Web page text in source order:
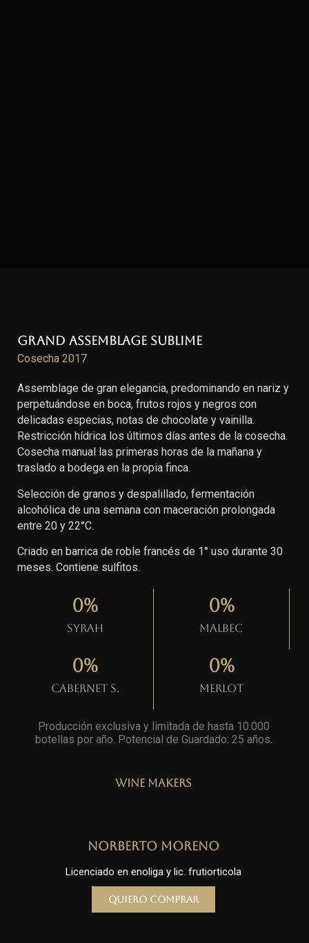
Grand Assemblage Sublime
Cosecha 2017
Assemblage de gran elegancia, predominando en nariz y
perpetuándose en boca, frutos rojos y negros con
delicadas especias, notas de chocolate y vainilla.
Restricción hídrica los últimos días antes de la cosecha.
Cosecha manual las primeras horas de la mañana y
traslado a bodega en la propia finca.
Selección de granos y despalillado, fermentación
alcohólica de una semana con maceración prolongada
entre 20 y 22°C.
Criado en barrica de roble francés de 1° uso durante 30
meses. Contiene sulfitos.
Syrah
0%
Malbec
0%
Cabernet S.
0%
Merlot
0%
Producción exclusiva y limitada de hasta 10.000
botellas por año. Potencial de Guardado: 25 años
Wine Makers
Norberto Moreno
Licenciado en enoliga y lic. frutiorticola
Quiero comprar